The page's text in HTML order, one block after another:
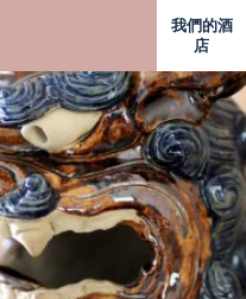
我們的酒
店